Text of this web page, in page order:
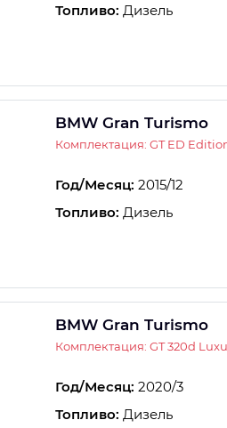
Топливо: Дизель
BMW Gran Turismo
Комплектация: GT ED
Год/Месяц: 2015/12
Топливо: Дизель
BMW Gran Turismo
Комплектация: GT 320d
Год/Месяц: 2020/3
Топливо: Дизель